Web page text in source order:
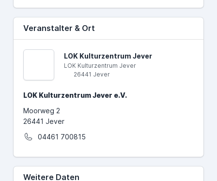
Veranstalter & Ort
LOK Kulturzentrum Jever
LOK Kulturzentrum Jever
26441 Jever
LOK Kulturzentrum Jever e.V.
Moorweg 2
26441 Jever
04461 700815
Weitere Daten